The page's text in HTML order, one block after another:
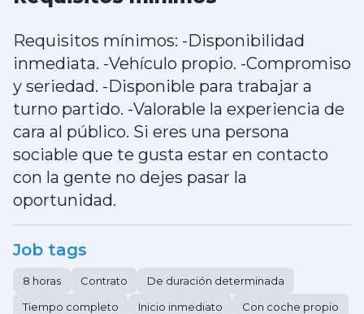
Requisitos mínimos: -Disponibilidad
inmediata. -Vehículo propio. -Compromiso
y seriedad. -Disponible para trabajar a
turno partido. -Valorable la experiencia de
cara al público. Si eres una persona
sociable que te gusta estar en contacto
con la gente no dejes pasar la
oportunidad.
Job tags
8 horas Contrato
De duración determinada
Tiempo completo
Inicio inmediato
Con coche propio